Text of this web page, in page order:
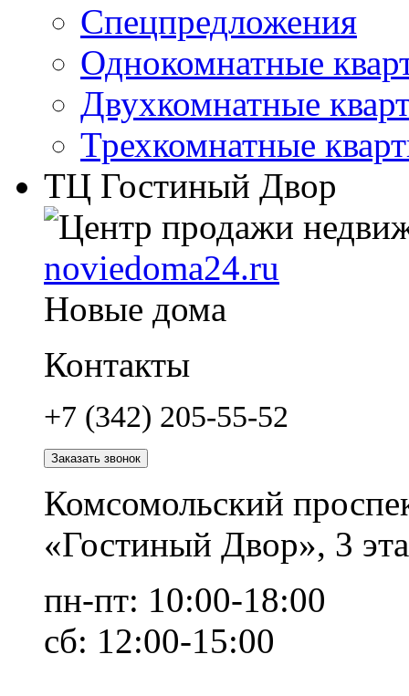
Спецпредложения
Однокомнатные
Двухкомнатные
Трехкомнатные
ТЦ Гостиный Двор
noviedoma24.ru
Новые дома
Контакты
+7 (342) 205-55-52
Заказать звонок
Комсомольский
«Гостиный Двор», 3
пн-пт: 10:00-18:00
сб: 12:00-15:00